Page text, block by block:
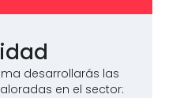
desarrollarás las
en el sector: